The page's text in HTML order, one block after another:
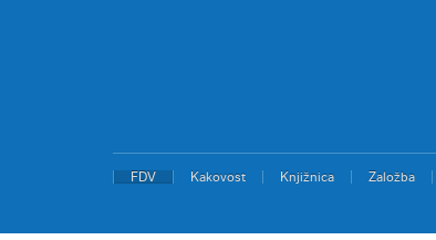
FDV Kakovost Knjižnica Založba